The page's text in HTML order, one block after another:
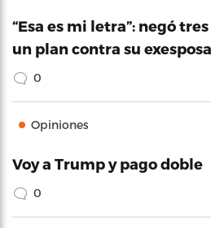
“Esa es mi letra”: negó
un plan contra su
0
Opiniones
Voy a Trump y pago doble
0